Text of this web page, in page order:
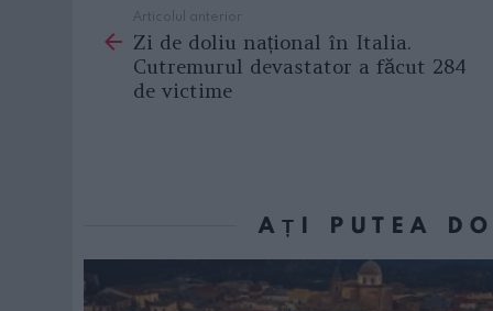
more
Articolul anterior
Zi de doliu național în Italia.
Cutremurul devastator a făcut 284
de victime
AȚI PUTEA